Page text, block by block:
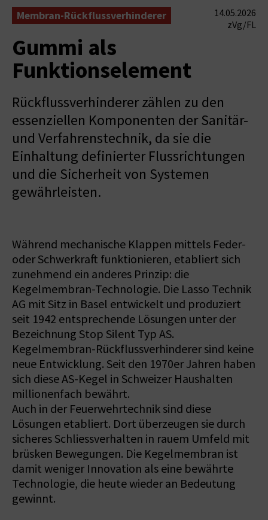
Membran-Rückflussverhinderer
14.05.2026
zVg/FL
Gummi als
Funktionselement
Rückflussverhinderer zählen zu den
essenziellen Komponenten der Sanitär-
und Verfahrenstechnik, da sie die
Einhaltung definierter Flussrichtungen
und die Sicherheit von Systemen
gewährleisten.
Während mechanische Klappen mittels Feder-
oder Schwerkraft funktionieren, etabliert sich
zunehmend ein anderes Prinzip: die
Kegelmembran-Technologie. Die Lasso Technik
AG mit Sitz in Basel entwickelt und produziert
seit 1942 entsprechende Lösungen unter der
Bezeichnung Stop Silent Typ AS.
Kegelmembran-Rückflussverhinderer sind keine
neue Entwicklung. Seit den 1970er Jahren haben
sich diese AS-Kegel in Schweizer Haushalten
millionenfach bewährt.
Auch in der Feuerwehrtechnik sind diese
Lösungen etabliert. Dort überzeugen sie durch
sicheres Schliessverhalten in rauem Umfeld mit
brüsken Bewegungen. Die Kegelmembran ist
damit weniger Innovation als eine bewährte
Technologie, die heute wieder an Bedeutung
gewinnt.